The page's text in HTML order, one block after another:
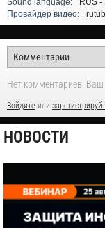
Sound language:
RUS -
Провайдер видео:
Нет комментариев.
Войдите или
НОВОСТИ